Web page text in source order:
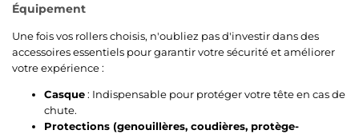
Équipement
Une fois vos rollers choisis, n'oubliez pas d'investir dans des
accessoires essentiels pour garantir votre sécurité et améliorer
votre expérience :
Casque: Indispensable pour protéger votre tête en cas de
chute.
Protections (genouillères, coudières, protège-